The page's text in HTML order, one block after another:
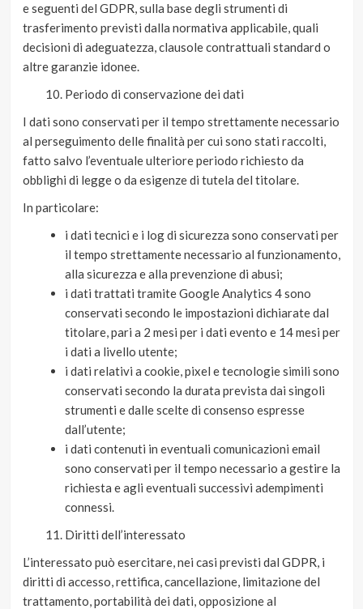
e seguenti del GDPR, sulla base degli strumenti di
trasferimento previsti dalla normativa applicabile, quali
decisioni di adeguatezza, clausole contrattuali standard o
altre garanzie idonee.
Periodo di conservazione dei dati
I dati sono conservati per il tempo strettamente necessario
al perseguimento delle finalità per cui sono stati raccolti,
fatto salvo l’eventuale ulteriore periodo richiesto da
obblighi di legge o da esigenze di tutela del titolare.
In particolare:
i dati tecnici e i log di sicurezza sono conservati per
il tempo strettamente necessario al funzionamento,
alla sicurezza e alla prevenzione di abusi;
i dati trattati tramite Google Analytics 4 sono
conservati secondo le impostazioni dichiarate dal
titolare, pari a 2 mesi per i dati evento e 14 mesi per
i dati a livello utente;
i dati relativi a cookie, pixel e tecnologie simili sono
conservati secondo la durata prevista dai singoli
strumenti e dalle scelte di consenso espresse
dall’utente;
i dati contenuti in eventuali comunicazioni email
sono conservati per il tempo necessario a gestire la
richiesta e agli eventuali successivi adempimenti
connessi.
Diritti dell’interessato
L’interessato può esercitare, nei casi previsti dal GDPR, i
diritti di accesso, rettifica, cancellazione, limitazione del
trattamento, portabilità dei dati, opposizione al